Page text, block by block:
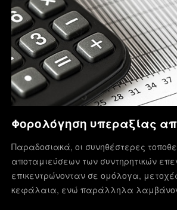
Φορολόγηση υπεραξίας
Παραδοσιακά, οι συνηθέστερες
αποταμιεύσεων των συντηρητικών
επικεντρώνονταν σε ομόλογα,
κεφάλαια, ενώ παράλληλα